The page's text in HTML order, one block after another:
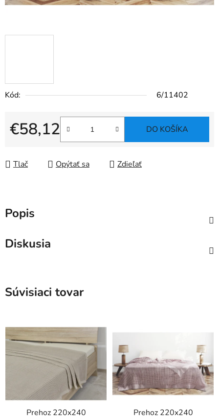
Kód: 6/11402
€58,12
Jednotková cena:
DO KOŠÍKA
Tlač Opýtať sa Zdieľať
Popis
Diskusia
Súvisiaci tovar
Prehoz 220x240
Prehoz 220x240